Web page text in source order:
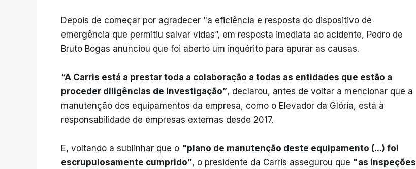
Depois de começar por agradecer "a eficiência e resposta do dispositivo de
emergência que permitiu salvar vidas”, em resposta imediata ao acidente, Pedro de
Bruto Bogas anunciou que foi aberto um inquérito para apurar as causas.
“A Carris está a prestar toda a colaboração a todas as entidades que estão a
proceder diligências de investigação”, declarou, antes de voltar a mencionar que a
manutenção dos equipamentos da empresa, como o Elevador da Glória, está à
responsabilidade de empresas externas desde 2017.
E, voltando a sublinhar que o "plano de manutenção deste equipamento (...) foi
escrupulosamente cumprido”, o presidente da Carris assegurou que "as inspeções